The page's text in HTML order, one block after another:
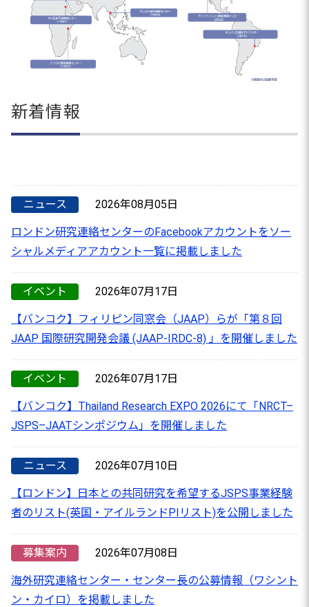
新着情報
ニュース 2026年08月05日
ロンドン研究連絡センターのFacebookアカウントをソー
シャルメディアアカウント一覧に掲載しました
イベント 2026年07月17日
【バンコク】フィリピン同窓会（JAAP）らが「第８回
JAAP 国際研究開発会議 (JAAP-IRDC-8) 」を開催しました
イベント 2026年07月17日
【バンコク】Thailand Research EXPO 2026にて「NRCT–
JSPS–JAATシンポジウム」を開催しました
ニュース 2026年07月10日
【ロンドン】日本との共同研究を希望するJSPS事業経験
者のリスト(英国・アイルランドPIリスト)を公開しました
募集案内 2026年07月08日
海外研究連絡センター・センター長の公募情報（ワシント
ン・カイロ）を掲載しました